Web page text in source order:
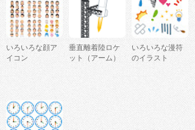
いろいろな顔ア
イコン
垂直離着陸ロケ
ット（アーム）
いろいろな漫符
のイラスト